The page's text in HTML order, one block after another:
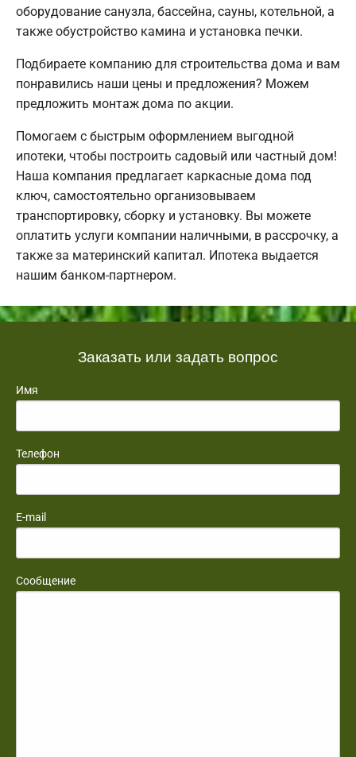
оборудование санузла, бассейна, сауны, котельной, а
также обустройство камина и установка печки.
Подбираете компанию для строительства дома и вам
понравились наши цены и предложения? Можем
предложить монтаж дома по акции.
Помогаем с быстрым оформлением выгодной
ипотеки, чтобы построить садовый или частный дом!
Наша компания предлагает каркасные дома под
ключ, самостоятельно организовываем
транспортировку, сборку и установку. Вы можете
оплатить услуги компании наличными, в рассрочку, а
также за материнский капитал. Ипотека выдается
нашим банком-партнером.
Заказать или задать вопрос
Имя
Телефон
E-mail
Сообщение